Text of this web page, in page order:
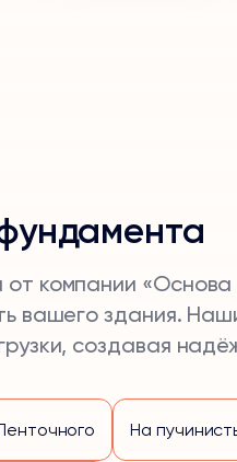
компании
вашего здания.
создавая
На